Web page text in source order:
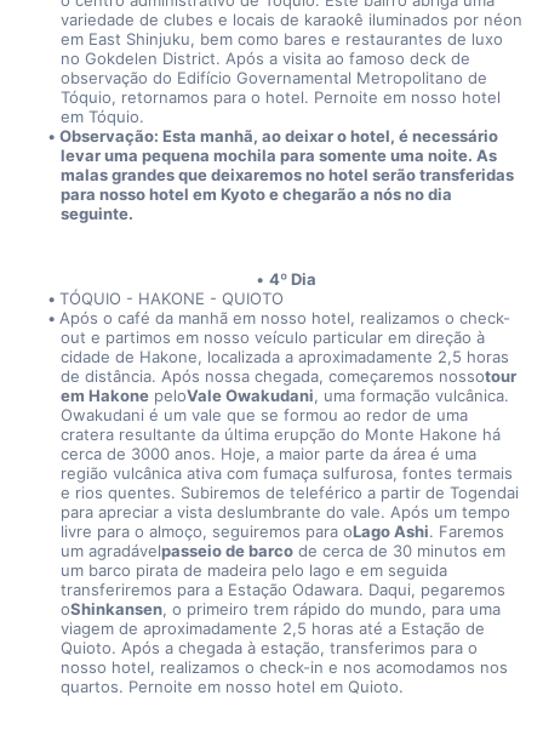
variedade de clubes e locais de karaokê iluminados por néon
em East Shinjuku, bem como bares e restaurantes de luxo
no Gokdelen District. Após a visita ao famoso deck de
observação do Edifício Governamental Metropolitano de
Tóquio, retornamos para o hotel. Pernoite em nosso hotel
em Tóquio.
Observação: Esta manhã, ao deixar o hotel, é necessário
levar uma pequena mochila para somente uma noite. As
malas grandes que deixaremos no hotel serão transferidas
para nosso hotel em Kyoto e chegarão a nós no dia
seguinte.
4º Dia
TÓQUIO - HAKONE - QUIOTO
Após o café da manhã em nosso hotel, realizamos o check-
out e partimos em nosso veículo particular em direção à
cidade de Hakone, localizada a aproximadamente 2,5 horas
de distância. Após nossa chegada, começaremos nossotour
em Hakone peloVale Owakudani, uma formação vulcânica.
Owakudani é um vale que se formou ao redor de uma
cratera resultante da última erupção do Monte Hakone há
cerca de 3000 anos. Hoje, a maior parte da área é uma
região vulcânica ativa com fumaça sulfurosa, fontes termais
e rios quentes. Subiremos de teleférico a partir de Togendai
para apreciar a vista deslumbrante do vale. Após um tempo
livre para o almoço, seguiremos para oLago Ashi. Faremos
um agradávelpasseio de barco de cerca de 30 minutos em
um barco pirata de madeira pelo lago e em seguida
transferiremos para a Estação Odawara. Daqui, pegaremos
oShinkansen, o primeiro trem rápido do mundo, para uma
viagem de aproximadamente 2,5 horas até a Estação de
Quioto. Após a chegada à estação, transferimos para o
nosso hotel, realizamos o check-in e nos acomodamos nos
quartos. Pernoite em nosso hotel em Quioto.